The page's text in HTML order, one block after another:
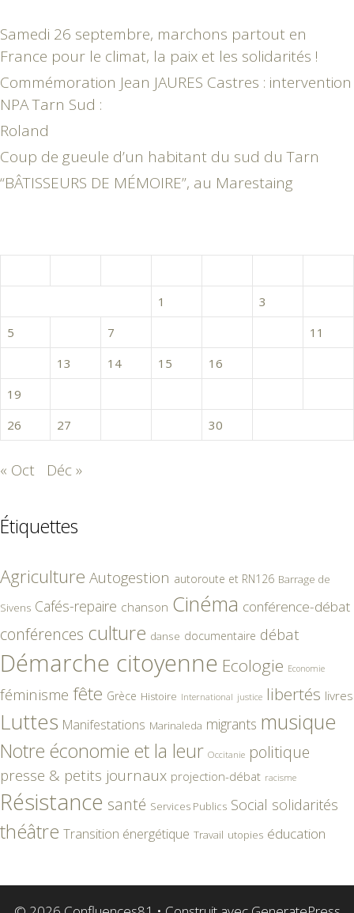
Samedi 26 septembre, marchons partout en
France pour le climat, la paix et les solidarités !
Commémoration Jean JAURES Castres : intervention
NPA Tarn Sud :
Roland
Coup de gueule d’un habitant du sud du Tarn
“BÂTISSEURS DE MÉMOIRE”, au Marestaing
1
3
5
7
11
13 14 15 16
19
26
27 30
« Oct Déc »
Étiquettes
Agriculture Autogestion autoroute et RN126 Barrage de
Sivens Cafés-repaire chanson Cinéma conférence-débat
conférences culture danse documentaire débat
Démarche citoyenne Ecologie Economie
féminisme fête Grèce Histoire International justice libertés livres
Luttes Manifestations Marinaleda migrants musique
Notre économie et la leur Occitanie politique
presse & petits journaux projection-débat racisme
Résistance santé Services Publics Social solidarités
théâtre Transition énergétique Travail utopies éducation